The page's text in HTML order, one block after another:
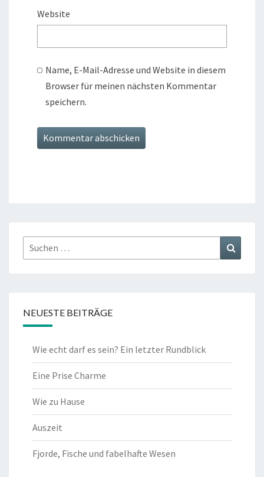
Website
Name, E-Mail-Adresse und Website in diesem
Browser für meinen nächsten Kommentar
speichern.
Suchen
nach:
NEUESTE BEITRÄGE
Wie echt darf es sein? Ein letzter Rundblick
Eine Prise Charme
Wie zu Hause
Auszeit
Fjorde, Fische und fabelhafte Wesen